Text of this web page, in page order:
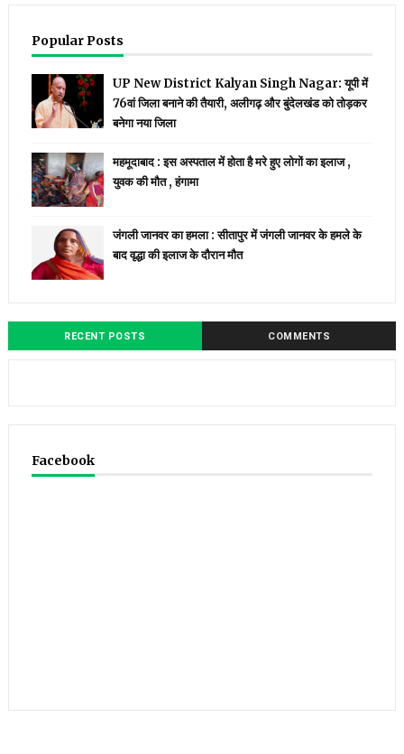
Popular Posts
UP New District Kalyan Singh Nagar: यूपी में
76वां जिला बनाने की तैयारी, अलीगढ़ और बुंदेलखंड को तोड़कर
बनेगा नया जिला
महमूदाबाद : इस अस्पताल में होता है मरे हुए लोगों का इलाज ,
युवक की मौत , हंगामा
जंगली जानवर का हमला : सीतापुर में जंगली जानवर के हमले के
बाद वृद्धा की इलाज के दौरान मौत
RECENT POSTS COMMENTS
Facebook